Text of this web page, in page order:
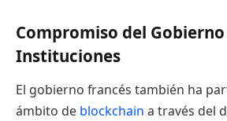
Compromiso del
Instituciones
El gobierno francés también ha
ámbito de blockchain a través del